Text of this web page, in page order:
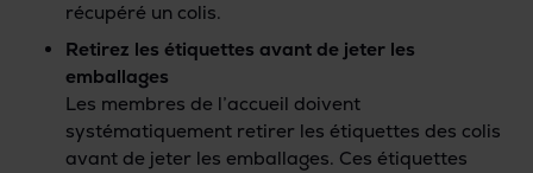
récupéré un colis.
Retirez les étiquettes avant de jeter les
emballages
Les membres de l’accueil doivent
systématiquement retirer les étiquettes des colis
avant de jeter les emballages. Ces étiquettes